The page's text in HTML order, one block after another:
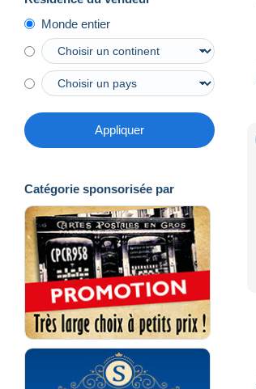
Monde entier
Appliquer
Catégorie sponsorisée par